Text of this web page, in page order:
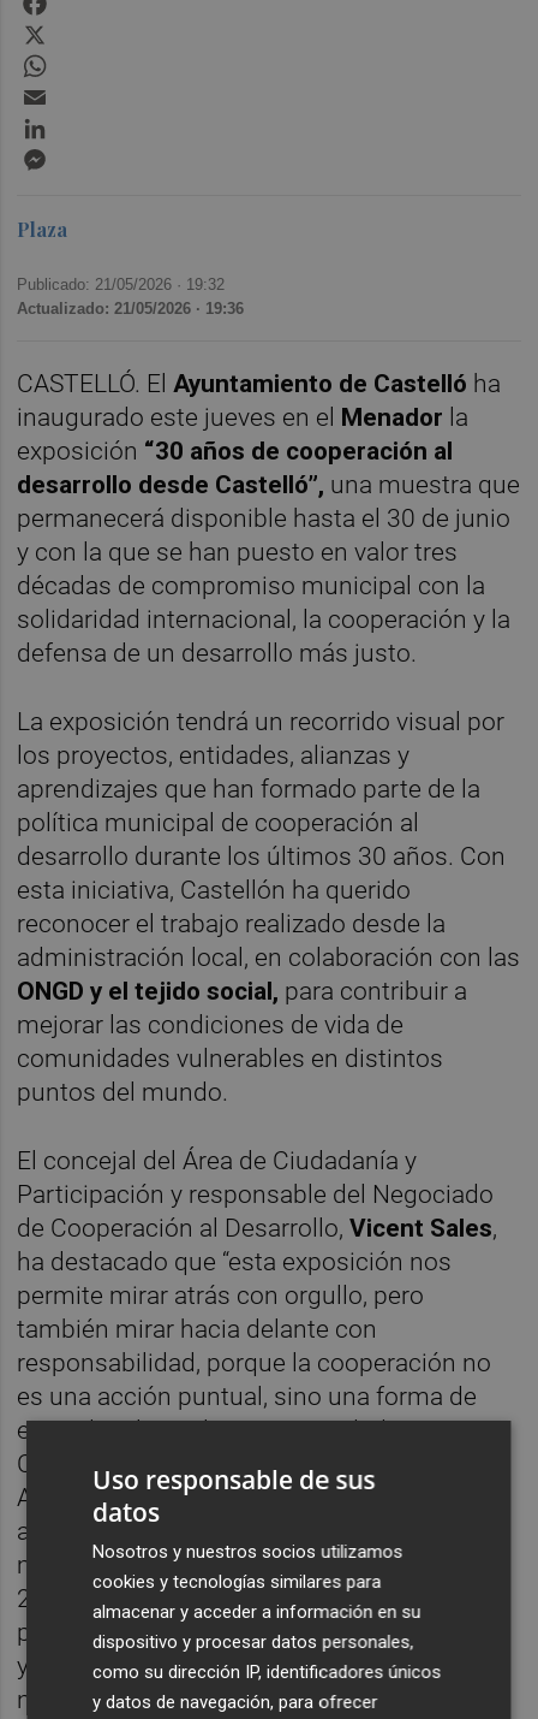
Plaza
Publicado: 21/05/2026 · 19:32
Actualizado: 21/05/2026 · 19:36
CASTELLÓ. ElAyuntamiento de Castelló ha
inaugurado este jueves en el Menador la
exposición “30 años de cooperación al
desarrollo desde Castelló”, una muestra que
permanecerá disponible hasta el 30 de junio
y con la que se han puesto en valor tres
décadas de compromiso municipal con la
solidaridad internacional, la cooperación y la
defensa de un desarrollo más justo.
La exposición tendrá un recorrido visual por
los proyectos, entidades, alianzas y
aprendizajes que han formado parte de la
política municipal de cooperación al
desarrollo durante los últimos 30 años. Con
esta iniciativa, Castellón ha querido
reconocer el trabajo realizado desde la
administración local, en colaboración con las
ONGD y el tejido social, para contribuir a
mejorar las condiciones de vida de
comunidades vulnerables en distintos
puntos del mundo.
El concejal del Área de Ciudadanía y
Participación y responsable del Negociado
de Cooperación al Desarrollo, Vicent Sales,
ha destacado que “esta exposición nos
permite mirar atrás con orgullo, pero
también mirar hacia delante con
responsabilidad, porque la cooperación no
es una acción puntual, sino una forma de
entender el papel que una ciudad como
Castellón puede desempeñar en el mundo.
Además, nos permite poner en valor una
apuesta que impulsamos desde el primer
momento y que hemos gestionado durante
22 años, contribuyendo a consolidar una
política municipal de cooperación sólida, útil
y comprometida con quienes más lo
necesitan”.
Uso responsable de sus
datos
Nosotros y nuestros socios utilizamos
cookies y tecnologías similares para
almacenar y acceder a información en su
dispositivo y procesar datos personales,
como su dirección IP, identificadores únicos
y datos de navegación, para ofrecer